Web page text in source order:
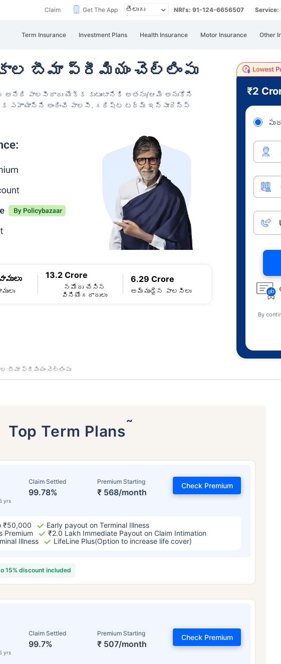
Claim Get The App NRI's: 91-124-6656507
Term Insurance Investment Plans Health Insurance Motor Insurance Other
బీమా ప్రీమియం చెల్లింపు
పాలసీదారు యొక్క కుటుంబానికి అతను/ఆమె అనుకోని
సహాయాన్ని అందించే పాలసీ. గరిష్ట టర్మ్ ఇన్సూరెన్స్
13.2 Crore
నమోదు చేసిన
వినియోగదారులు
6.29 Crore
అమ్ముడైన పాలసీలు
₹2
By
బీమా ప్రీమియం చెల్లింపు
Top Term Plans˜
yrs
Claim Settled
99.78%
Premium Starting
₹ 568/month
Check Premium
₹50,000
Early payout on Terminal Illness
Premium
₹2.0 Lakh Immediate Payout on Claim Intimation
Illness
LifeLine Plus(Option to increase life cover)
15% discount included
yrs
Claim Settled
99.7%
Premium Starting
₹ 507/month
Check Premium